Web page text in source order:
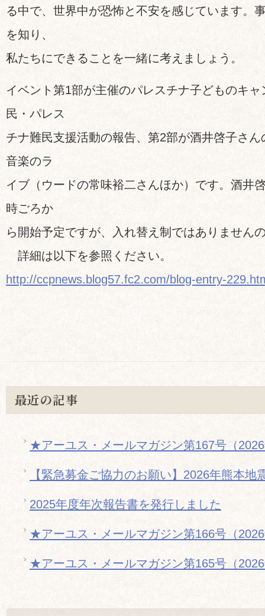
る中で、世界中が恐怖と不安を感じています。
を知り、
私たちにできることを一緒に考えましょう。
イベント第1部が主催のパレスチナ子どものキ
民・パレス
チナ難民支援活動の報告、第2部が酒井啓子さ
音楽のラ
イブ（ウードの常味裕二さんほか）です。酒井
時ごろか
ら開始予定ですが、入れ替え制ではありません
詳細は以下を参照ください。
http://ccpnews.blog57.fc2.com/blog-entry-
最近の記事
★アーユス・メールマガジン第167号（
【緊急募金ご協力のお願い】2026年熊本地
2025年度年次報告書を発行しました
★アーユス・メールマガジン第166号（
★アーユス・メールマガジン第165号（